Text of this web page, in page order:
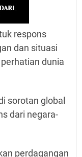
respons
dan situasi
dunia
sorotan global
dari negara-
perdagangan